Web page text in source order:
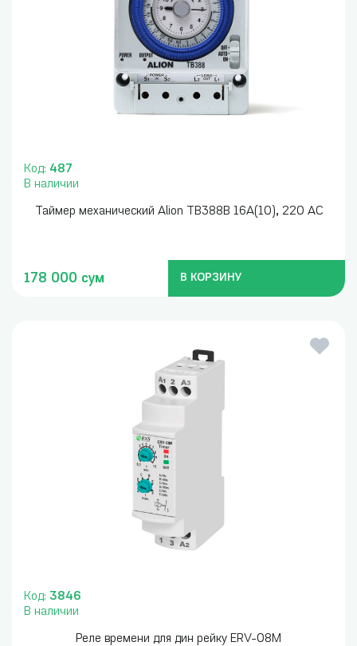
Код: 487
В наличии
Таймер механический Alion TB388B 16А(10), 220 AC
178 000 сум В КОРЗИНУ
Код: 3846
В наличии
Реле времени для дин рейку ERV-08M